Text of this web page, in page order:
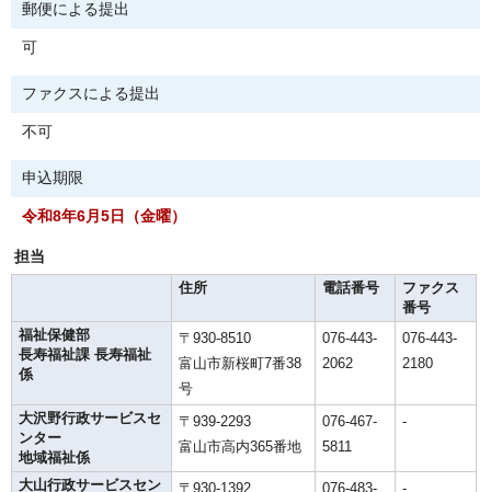
郵便による提出
可
ファクスによる提出
不可
申込期限
令和8年6月5日（金曜）
担当
住所
電話番号
ファクス
番号
福祉保健部
長寿福祉課 長寿福祉
係
〒930-8510
富山市新桜町7番38
号
076-443-
2062
076-443-
2180
大沢野行政サービスセ
ンター
地域福祉係
〒939-2293
富山市高内365番地
076-467-
5811
-
大山行政サービスセン
〒930-1392
076-483-
-